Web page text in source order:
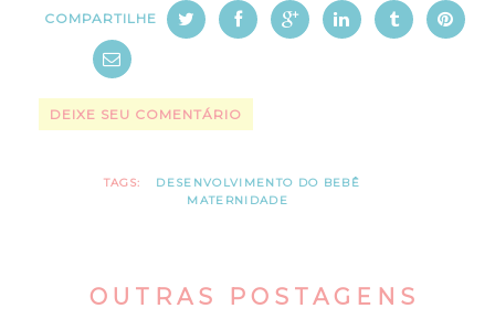
COMPARTILHE
DEIXE SEU COMENTÁRIO
TAGS:
DESENVOLVIMENTO DO BEBÊ
MATERNIDADE
OUTRAS POSTAGENS